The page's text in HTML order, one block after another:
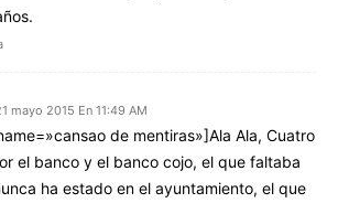
mayo 2015 En 11:49 AM
de mentiras»]Ala Ala, Cuatro
el banco y el banco cojo, el que faltaba
ha estado en el ayuntamiento, el que